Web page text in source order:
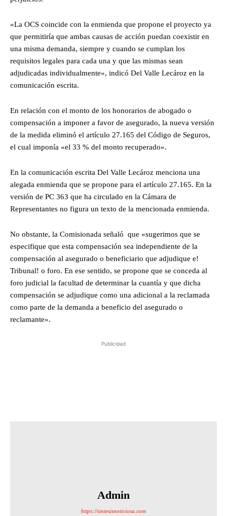
«La OCS coincide con la enmienda que propone el proyecto ya
que permitiría que ambas causas de acción puedan coexistir en
una misma demanda, siempre y cuando se cumplan los
requisitos legales para cada una y que las mismas sean
adjudicadas individualmente», indicó Del Valle Lecároz en la
comunicación escrita.
En relación con el monto de los honorarios de abogado o
compensación a imponer a favor de asegurado, la nueva versión
de la medida eliminó el artículo 27.165 del Código de Seguros,
el cual imponía «el 33 % del monto recuperado».
En la comunicación escrita Del Valle Lecároz menciona una
alegada enmienda que se propone para el artículo 27.165. En la
versión de PC 363 que ha circulado en la Cámara de
Representantes no figura un texto de la mencionada enmienda.
No obstante, la Comisionada señaló que «sugerimos que se
especifique que esta compensación sea independiente de la
compensación al asegurado o beneficiario que adjudique e!
Tribunal! o foro. En ese sentido, se propone que se conceda al
foro judicial la facultad de determinar la cuantía y que dicha
compensación se adjudique como una adicional a la reclamada
como parte de la demanda a beneficio del asegurado o
reclamante».
Publicidad
Admin
https://sintesisnoticiosa.com